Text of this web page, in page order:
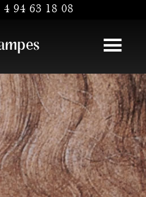
4 94 63 18 08